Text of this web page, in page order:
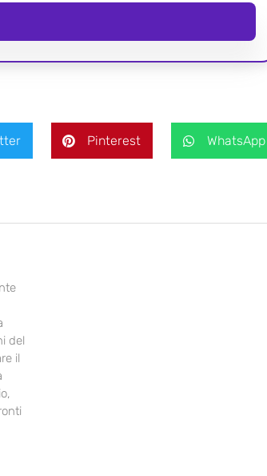
Pinterest WhatsApp
del
il